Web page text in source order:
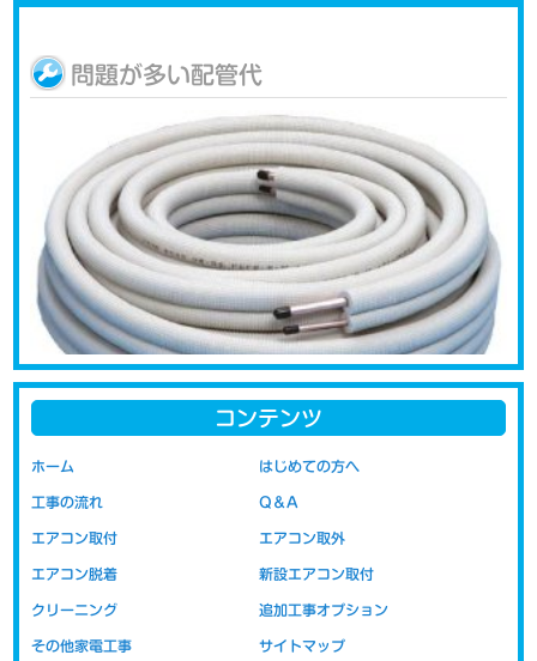
問題が多い配管代
エアコンの取り付けの際に問題になるのが配管代です。新品をご購
れておりません。新品取り付け工事には取り付けに必要な配管など
の部材代が含まれています。移設の場合の取り付け工事代は以前の
ますので、工賃のみの金額表示となっております。部材代を含まな
いので新設時より安価にお取り付けが可能です。
コンテンツ
ホーム はじめての方へ
工事の流れ Q＆A
エアコン取付 エアコン取外
エアコン脱着 新設エアコン取付
クリーニング 追加工事オプション
その他家電工事 サイトマップ